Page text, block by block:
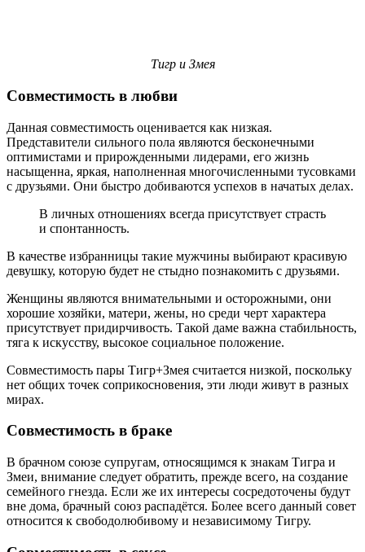
Тигр и Змея
Совместимость в любви
Данная совместимость оценивается как низкая.
Представители сильного пола являются бесконечными
оптимистами и прирожденными лидерами, его жизнь
насыщенна, яркая, наполненная многочисленными тусовками
с друзьями. Они быстро добиваются успехов в начатых делах.
В личных отношениях всегда присутствует страсть
и спонтанность.
В качестве избранницы такие мужчины выбирают красивую
девушку, которую будет не стыдно познакомить с друзьями.
Женщины являются внимательными и осторожными, они
хорошие хозяйки, матери, жены, но среди черт характера
присутствует придирчивость. Такой даме важна стабильность,
тяга к искусству, высокое социальное положение.
Совместимость пары Тигр+Змея считается низкой, поскольку
нет общих точек соприкосновения, эти люди живут в разных
мирах.
Совместимость в браке
В брачном союзе супругам, относящимся к знакам Тигра и
Змеи, внимание следует обратить, прежде всего, на создание
семейного гнезда. Если же их интересы сосредоточены будут
вне дома, брачный союз распадётся. Более всего данный совет
относится к свободолюбивому и независимому Тигру.